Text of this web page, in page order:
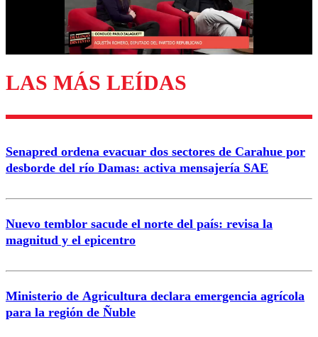
Enviar comentario
LAS MÁS LEÍDAS
Senapred ordena evacuar dos sectores de Carahue por
desborde del río Damas: activa mensajería SAE
Nuevo temblor sacude el norte del país: revisa la
magnitud y el epicentro
Ministerio de Agricultura declara emergencia agrícola
para la región de Ñuble